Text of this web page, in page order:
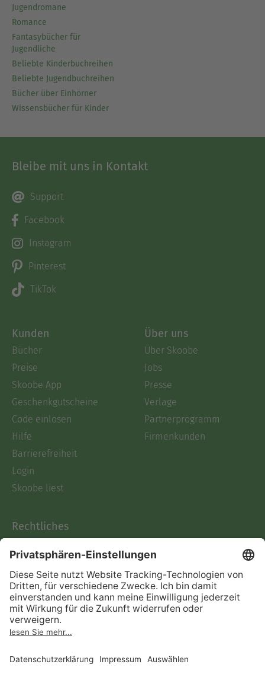
Jugendromane
Romance
Fantasybücher für
Jugendliche
Beliebte Kinderbuchreihen
Beliebte Jugendbuchreihen
Bücher über Einhörner
Wissensbücher für Kinder
Bleibe mit uns in Kontakt
Support
Facebook
Instagram
Pinterest
TikTok
Kunden
Bücher
Preise
Skoobe App
Geschenkgutscheine
Code einlösen
Hilfe
Barrierefreiheit
Login
Skoobe liest
Über uns
Über Skoobe
Jobs
Presse
Verlage
Partnerprogramm
Firmenkunden
Rechtliches
AGB
Informationen nach Data
Act
Verträge hier kündigen
Impressum